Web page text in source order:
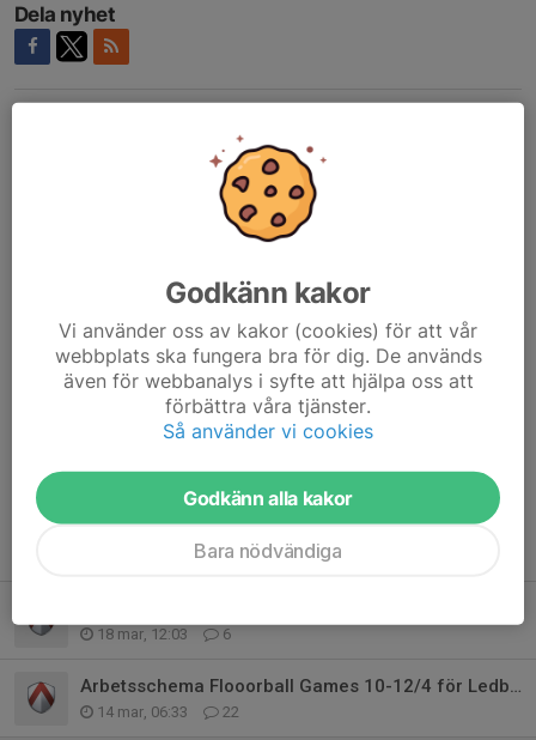
Dela nyhet
Visa alla kommentarer (9)...
6 jan, 11:24
Tar kioskpass 5( Novalies mamma)
Tobias Tesell 6 jan, 13:51
Vi är på plats och hjälper till där det ev behövs.
Emma Sandin 6 jan, 21:25
Stort tack för att ni svarar så snabbt! Alla pass är
önskade).
18 mar, 12:03 6
Arbetsschema Flooorball Games 10-12/4 för Ledberg F16/17
14 mar, 06:33 22
Godkänn kakor
Vi använder oss av kakor (cookies) för att vår
webbplats ska fungera bra för dig. De används
även för webbanalys i syfte att hjälpa oss att
förbättra våra tjänster.
Så använder vi cookies
Godkänn alla kakor
Bara nödvändiga